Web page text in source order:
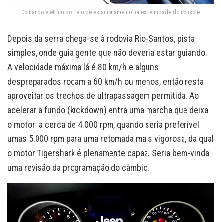
Comando elétrico do freio de estacionamento na extremidade do console
Depois da serra chega-se à rodovia Rio-Santos, pista
simples, onde guia gente que não deveria estar guiando.
A velocidade máxima lá é 80 km/h e alguns
despreparados rodam a 60 km/h ou menos, então resta
aproveitar os trechos de ultrapassagem permitida. Ao
acelerar a fundo (kickdown) entra uma marcha que deixa
o motor a cerca de 4.000 rpm, quando seria preferível
umas 5.000 rpm para uma retomada mais vigorosa, da qual
o motor Tigershark é plenamente capaz. Seria bem-vinda
uma revisão da programação do câmbio.